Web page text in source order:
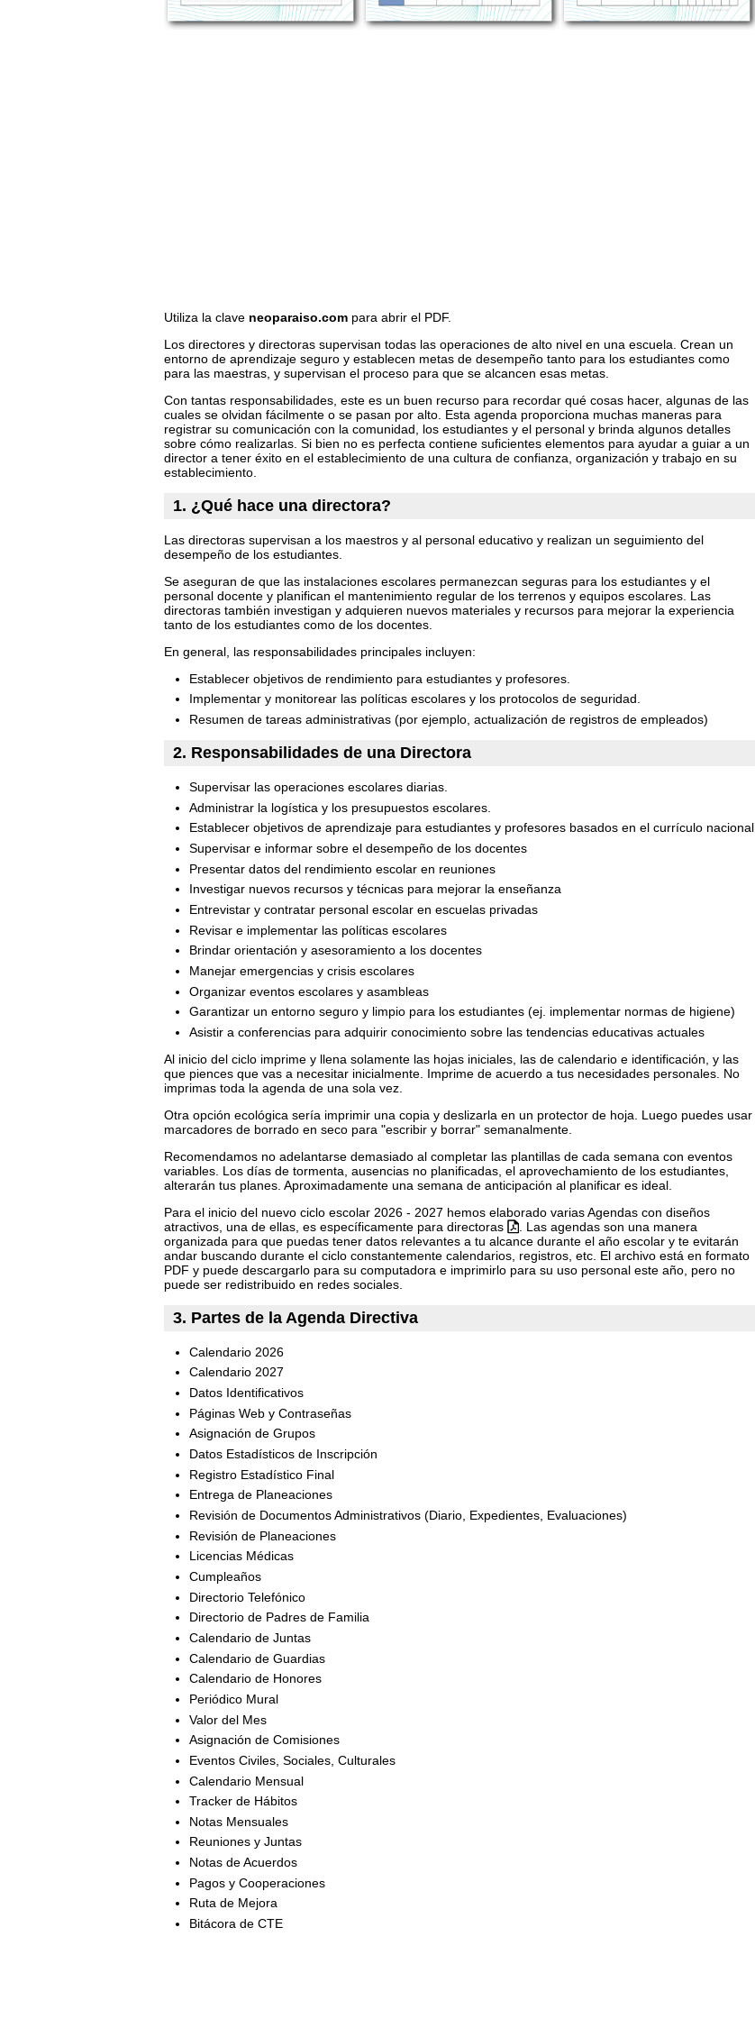
Utiliza la clave neoparaiso.com para abrir el PDF.
Los directores y directoras supervisan todas las operaciones de alto nivel en una escuela. Crean un
entorno de aprendizaje seguro y establecen metas de desempeño tanto para los estudiantes como
para las maestras, y supervisan el proceso para que se alcancen esas metas.
Con tantas responsabilidades, este es un buen recurso para recordar qué cosas hacer, algunas de las
cuales se olvidan fácilmente o se pasan por alto. Esta agenda proporciona muchas maneras para
registrar su comunicación con la comunidad, los estudiantes y el personal y brinda algunos detalles
sobre cómo realizarlas. Si bien no es perfecta contiene suficientes elementos para ayudar a guiar a un
director a tener éxito en el establecimiento de una cultura de confianza, organización y trabajo en su
establecimiento.
1. ¿Qué hace una directora?
Las directoras supervisan a los maestros y al personal educativo y realizan un seguimiento del
desempeño de los estudiantes.
Se aseguran de que las instalaciones escolares permanezcan seguras para los estudiantes y el
personal docente y planifican el mantenimiento regular de los terrenos y equipos escolares. Las
directoras también investigan y adquieren nuevos materiales y recursos para mejorar la experiencia
tanto de los estudiantes como de los docentes.
En general, las responsabilidades principales incluyen:
Establecer objetivos de rendimiento para estudiantes y profesores.
Implementar y monitorear las políticas escolares y los protocolos de seguridad.
Resumen de tareas administrativas (por ejemplo, actualización de registros de empleados)
2. Responsabilidades de una Directora
Supervisar las operaciones escolares diarias.
Administrar la logística y los presupuestos escolares.
Establecer objetivos de aprendizaje para estudiantes y profesores basados en el currículo nacional
Supervisar e informar sobre el desempeño de los docentes
Presentar datos del rendimiento escolar en reuniones
Investigar nuevos recursos y técnicas para mejorar la enseñanza
Entrevistar y contratar personal escolar en escuelas privadas
Revisar e implementar las políticas escolares
Brindar orientación y asesoramiento a los docentes
Manejar emergencias y crisis escolares
Organizar eventos escolares y asambleas
Garantizar un entorno seguro y limpio para los estudiantes (ej. implementar normas de higiene)
Asistir a conferencias para adquirir conocimiento sobre las tendencias educativas actuales
Al inicio del ciclo imprime y llena solamente las hojas iniciales, las de calendario e identificación, y las
que piences que vas a necesitar inicialmente. Imprime de acuerdo a tus necesidades personales. No
imprimas toda la agenda de una sola vez.
Otra opción ecológica sería imprimir una copia y deslizarla en un protector de hoja. Luego puedes usar
marcadores de borrado en seco para "escribir y borrar" semanalmente.
Recomendamos no adelantarse demasiado al completar las plantillas de cada semana con eventos
variables. Los días de tormenta, ausencias no planificadas, el aprovechamiento de los estudiantes,
alterarán tus planes. Aproximadamente una semana de anticipación al planificar es ideal.
Para el inicio del nuevo ciclo escolar 2026 - 2027 hemos elaborado varias Agendas con diseños
atractivos, una de ellas, es específicamente para directoras
. Las agendas son una manera
organizada para que puedas tener datos relevantes a tu alcance durante el año escolar y te evitarán
andar buscando durante el ciclo constantemente calendarios, registros, etc. El archivo está en formato
PDF y puede descargarlo para su computadora e imprimirlo para su uso personal este año, pero no
puede ser redistribuido en redes sociales.
3. Partes de la Agenda Directiva
Calendario 2026
Calendario 2027
Datos Identificativos
Páginas Web y Contraseñas
Asignación de Grupos
Datos Estadísticos de Inscripción
Registro Estadístico Final
Entrega de Planeaciones
Revisión de Documentos Administrativos (Diario, Expedientes, Evaluaciones)
Revisión de Planeaciones
Licencias Médicas
Cumpleaños
Directorio Telefónico
Directorio de Padres de Familia
Calendario de Juntas
Calendario de Guardias
Calendario de Honores
Periódico Mural
Valor del Mes
Asignación de Comisiones
Eventos Civiles, Sociales, Culturales
Calendario Mensual
Tracker de Hábitos
Notas Mensuales
Reuniones y Juntas
Notas de Acuerdos
Pagos y Cooperaciones
Ruta de Mejora
Bitácora de CTE